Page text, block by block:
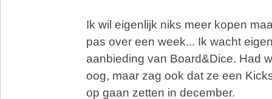
Ik wil eigenlijk niks meer kopen
pas over een week... Ik wacht
aanbieding van Board&Dice. Had
oog, maar zag ook dat ze een
op gaan zetten in december.